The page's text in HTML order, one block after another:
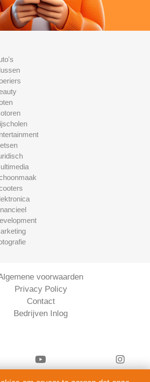
voorwaarden
Privacy Policy
Contact
Bedrijven Inlog